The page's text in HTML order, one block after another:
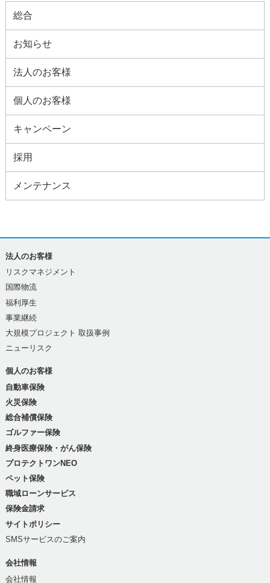
総合
お知らせ
法人のお客様
個人のお客様
キャンペーン
採用
メンテナンス
法人のお客様
リスクマネジメント
国際物流
福利厚生
事業継続
大規模プロジェクト 取扱事例
ニューリスク
個人のお客様
自動車保険
火災保険
総合補償保険
ゴルファー保険
終身医療保険・がん保険
プロテクトワンNEO
ペット保険
職域ローンサービス
保険金請求
サイトポリシー
SMSサービスのご案内
会社情報
会社情報